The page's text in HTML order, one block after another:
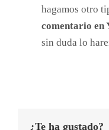
hagamos otro
comentario en
sin duda lo
¿Te ha gustado?